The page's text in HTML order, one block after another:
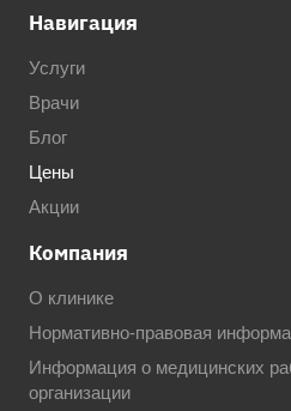
Навигация
Услуги
Врачи
Блог
Цены
Акции
Компания
О клинике
Нормативно-правовая
Информация о медицинских
организации